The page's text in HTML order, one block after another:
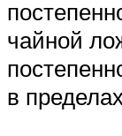
чайной
в